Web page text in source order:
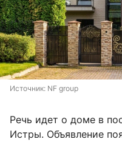
Источник: NF group
Речь идет о доме в
Истры. Объявление